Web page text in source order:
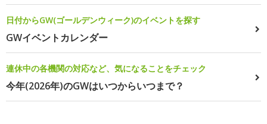
日付からGW(ゴールデンウィーク)のイベントを探す
GWイベントカレンダー
連休中の各機関の対応など、気になることをチェック
今年(2026年)のGWはいつからいつまで？